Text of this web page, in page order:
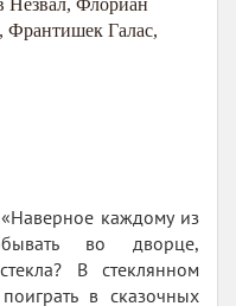
, Франтишек Галас,
«Наверное каждому из
во дворце,
В стеклянном
в сказочных